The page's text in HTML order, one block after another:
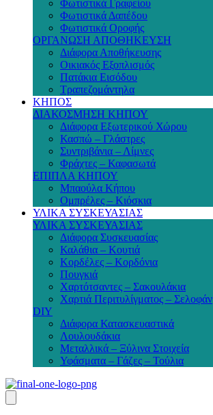
Φωτιστικά Γραφείου
Φωτιστικά Δαπέδου
Φωτιστικά Οροφής
ΟΡΓΑΝΩΣΗ ΑΠΟΘΗΚΕΥΣΗ
Διάφορα Αποθήκευσης
Οικιακός Εξοπλισμός
Πατάκια Εισόδου
Τραπεζομάντηλα
ΚΗΠΟΣ
ΔΙΑΚΟΣΜΗΣΗ ΚΗΠΟΥ
Διάφορα Εξωτερικού Χώρου
Κασπώ – Γλάστρες
Συντριβάνια – Λίμνες
Φράχτες – Καφασωτά
ΕΠΙΠΛΑ ΚΗΠΟΥ
Μπαούλα Κήπου
Ομπρέλες – Κιόσκια
ΥΛΙΚΑ ΣΥΣΚΕΥΑΣΙΑΣ
ΥΛΙΚΑ ΣΥΣΚΕΥΑΣΙΑΣ
Διάφορα Συσκευασίας
Καλάθια – Κουτιά
Κορδέλες – Κορδόνια
Πουγκιά
Χαρτότσαντες – Σακουλάκια
Χαρτιά Περιτυλίγματος – Σελοφάν
DIY
Διάφορα Κατασκευαστικά
Λουλουδάκια
Μεταλλικά – Ξύλινα Στοιχεία
Υφάσματα – Γάζες – Τούλια